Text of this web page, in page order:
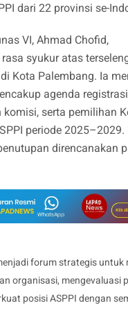
dari 22 provinsi se-
VI, Ahmad Chofid,
syukur atas
Kota Palembang. Ia
agenda
komisi, serta pemilihan
periode 2025–2029.
direncanakan
forum strategis untuk
organisasi, mengevaluasi
posisi ASPPI dengan